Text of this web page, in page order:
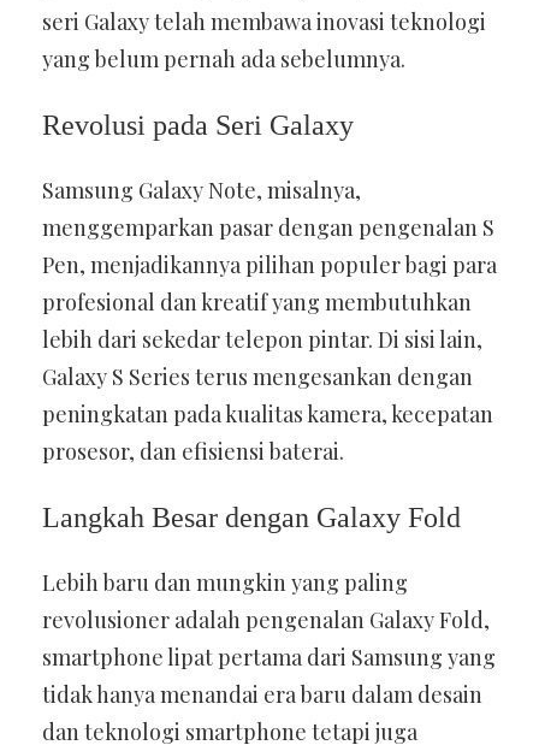
seri Galaxy telah membawa inovasi teknologi
yang belum pernah ada sebelumnya.
Revolusi pada Seri Galaxy
Samsung Galaxy Note, misalnya,
menggemparkan pasar dengan pengenalan S
Pen, menjadikannya pilihan populer bagi para
profesional dan kreatif yang membutuhkan
lebih dari sekedar telepon pintar. Di sisi lain,
Galaxy S Series terus mengesankan dengan
peningkatan pada kualitas kamera, kecepatan
prosesor, dan efisiensi baterai.
Langkah Besar dengan Galaxy Fold
Lebih baru dan mungkin yang paling
revolusioner adalah pengenalan Galaxy Fold,
smartphone lipat pertama dari Samsung yang
tidak hanya menandai era baru dalam desain
dan teknologi smartphone tetapi juga